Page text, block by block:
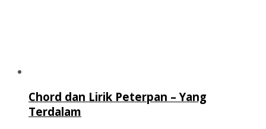
Chord dan Lirik Peterpan – Yang
Terdalam